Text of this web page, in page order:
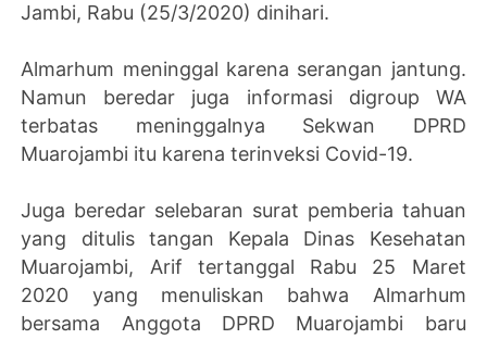
Jambi, Rabu (25/3/2020) dinihari.
Almarhum meninggal karena serangan jantung.
Namun beredar juga informasi digroup WA
terbatas meninggalnya Sekwan DPRD
Muarojambi itu karena terinveksi Covid-19.
Juga beredar selebaran surat pemberia tahuan
yang ditulis tangan Kepala Dinas Kesehatan
Muarojambi, Arif tertanggal Rabu 25 Maret
2020 yang menuliskan bahwa Almarhum
bersama Anggota DPRD Muarojambi baru